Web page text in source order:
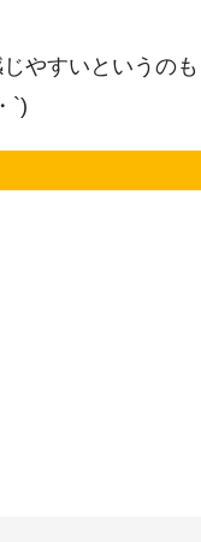
やすいというのも
`)